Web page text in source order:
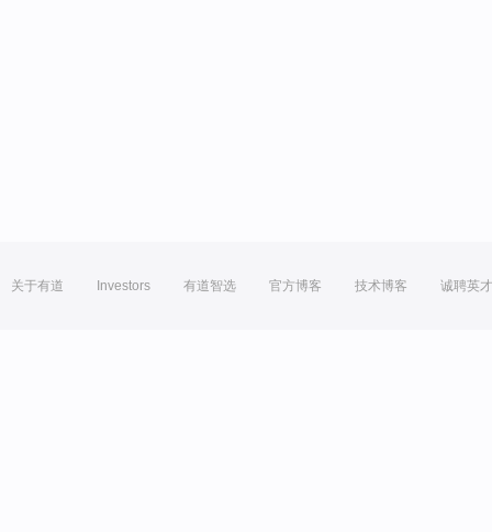
关于有道 Investors 有道智选 官方博客 技术博客 诚聘英才